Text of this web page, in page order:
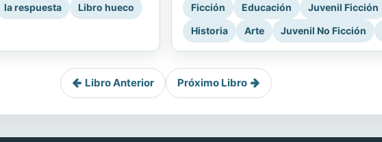
la respuesta Libro hueco Ficción Educación Juvenil Ficción
Historia
Arte Juvenil No Ficción
Libro Anterior Próximo Libro